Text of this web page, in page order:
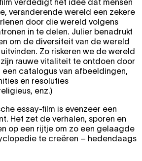
verdedigt het idee dat mensen
veranderende wereld een zekere
door die wereld volgens
in te delen. Julier benadrukt
om de diversiteit van de wereld
Zo riskeren we de wereld
rauwe vitaliteit te ontdoen door
een catalogus van afbeeldingen,
en resoluties
enz.)
essay-film is evenzeer een
Het zet de verhalen, sporen en
op een rijtje om zo een gelaagde
te creëren – hedendaags